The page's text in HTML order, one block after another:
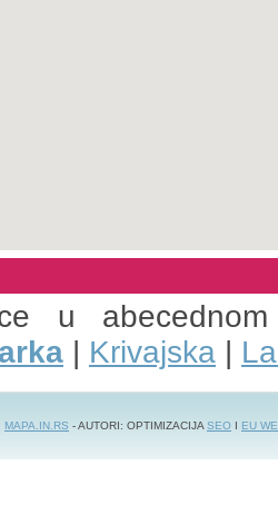
u
| Krivajska |
MAPA.IN.RS - AUTORI: OPTIMIZACIJASEO I EU